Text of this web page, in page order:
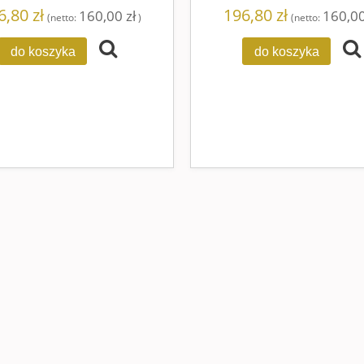
zł (netto: 160,00 zł)
do koszyka
196,80 zł (netto:
do koszyka